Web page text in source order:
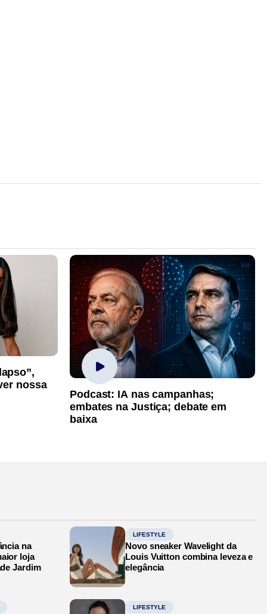
nossa
Podcast: IA nas campanhas;
embates na Justiça; debate em
baixa
na
loja
Jardim
LIFESTYLE
Novo sneaker Wavelight da
Louis Vuitton combina leveza e
elegância
LIFESTYLE